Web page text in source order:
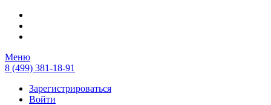
Перейти к основному содержанию
Меню
8 (499) 381-18-91
Зарегистрироваться
Войти